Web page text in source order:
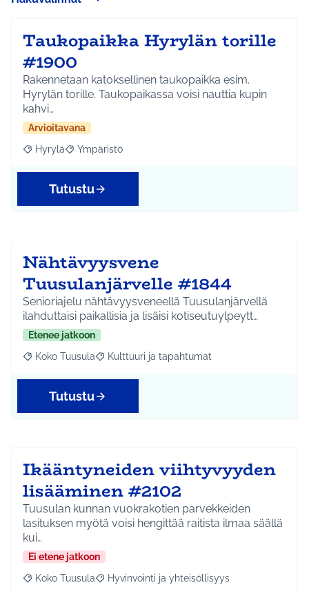
Taukopaikka Hyrylän torille
#1900
Rakennetaan katoksellinen taukopaikka esim.
Hyrylän torille. Taukopaikassa voisi nauttia kupin
kahvi…
Arvioitavana
Rajaa tulokset aihepiirin mukaan: Hyrylä
Hyrylä Rajaa tulokset teeman mukaan: Ympäristö
Ympäristö
Tutustu
Nähtävyysvene
Tuusulanjärvelle #1844
Senioriajelu nähtävyysveneellä Tuusulanjärvellä
ilahduttaisi paikallisia ja lisäisi kotiseutuylpeytt…
Etenee jatkoon
Rajaa tulokset aihepiirin mukaan: Koko Tuusula
Koko Tuusula Rajaa tulokset teeman mukaan: Kulttuuri ja
Kulttuuri ja tapahtumat
Tutustu
Ikääntyneiden viihtyvyyden
lisääminen #2102
Tuusulan kunnan vuokrakotien parvekkeiden
lasituksen myötä voisi hengittää raitista ilmaa säällä
kui…
Ei etene jatkoon
Rajaa tulokset aihepiirin mukaan: Koko Tuusula
Koko Tuusula Rajaa tulokset teeman mukaan: Hyvinvointi ja
Hyvinvointi ja yhteisöllisyys